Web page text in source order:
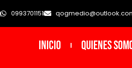
0993701151
INICIO Quienes